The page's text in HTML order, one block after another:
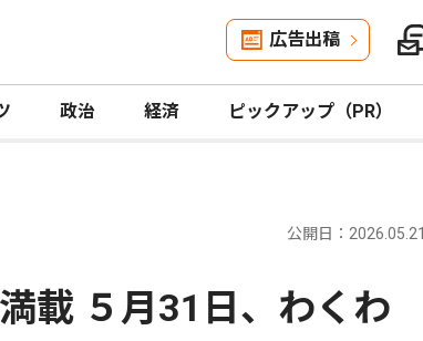
広告出稿
政治 経済 ピックアップ（PR）
公開日：2026.05.21
載 ５月31日、わくわ